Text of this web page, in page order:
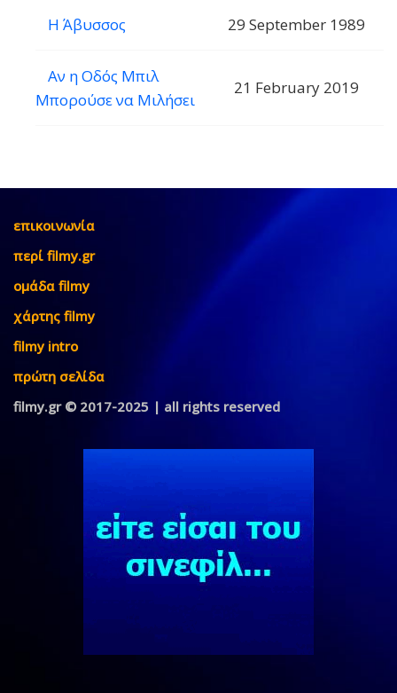
Η Άβυσσος 29 September 1989
Αν η Οδός Μπιλ
Μπορούσε να Μιλήσει
21 February 2019
επικοινωνία
περί filmy.gr
ομάδα filmy
χάρτης filmy
filmy intro
πρώτη σελίδα
filmy.gr © 2017-2025 | all rights reserved